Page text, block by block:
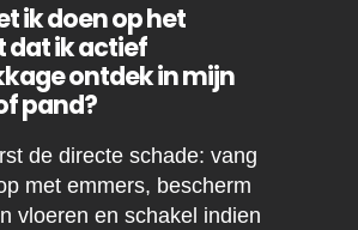
ik doen op het
dat ik actief
ontdek in mijn
pand?
de directe schade: vang
met emmers, bescherm
vloeren en schakel indien